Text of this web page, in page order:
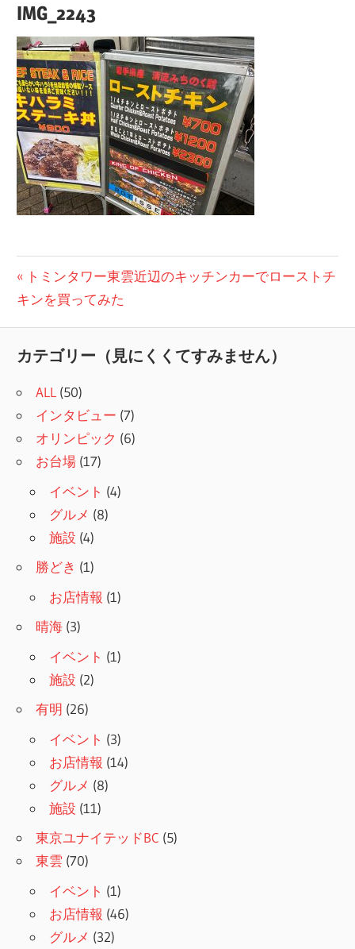
IMG_2243
投
稿
ビ
ゲ
ー
シ
ョ
ン
前
の
トミンタワー東雲近辺のキッチンカーでローストチ
キンを買ってみた
カテゴリー（見にくくてすみません）
ALL (50)
インタビュー (7)
オリンピック (6)
お台場 (17)
イベント (4)
グルメ (8)
施設 (4)
勝どき (1)
お店情報 (1)
晴海 (3)
イベント (1)
施設 (2)
有明 (26)
イベント (3)
お店情報 (14)
グルメ (8)
施設 (11)
東京ユナイテッドBC (5)
東雲 (70)
イベント (1)
お店情報 (46)
グルメ (32)